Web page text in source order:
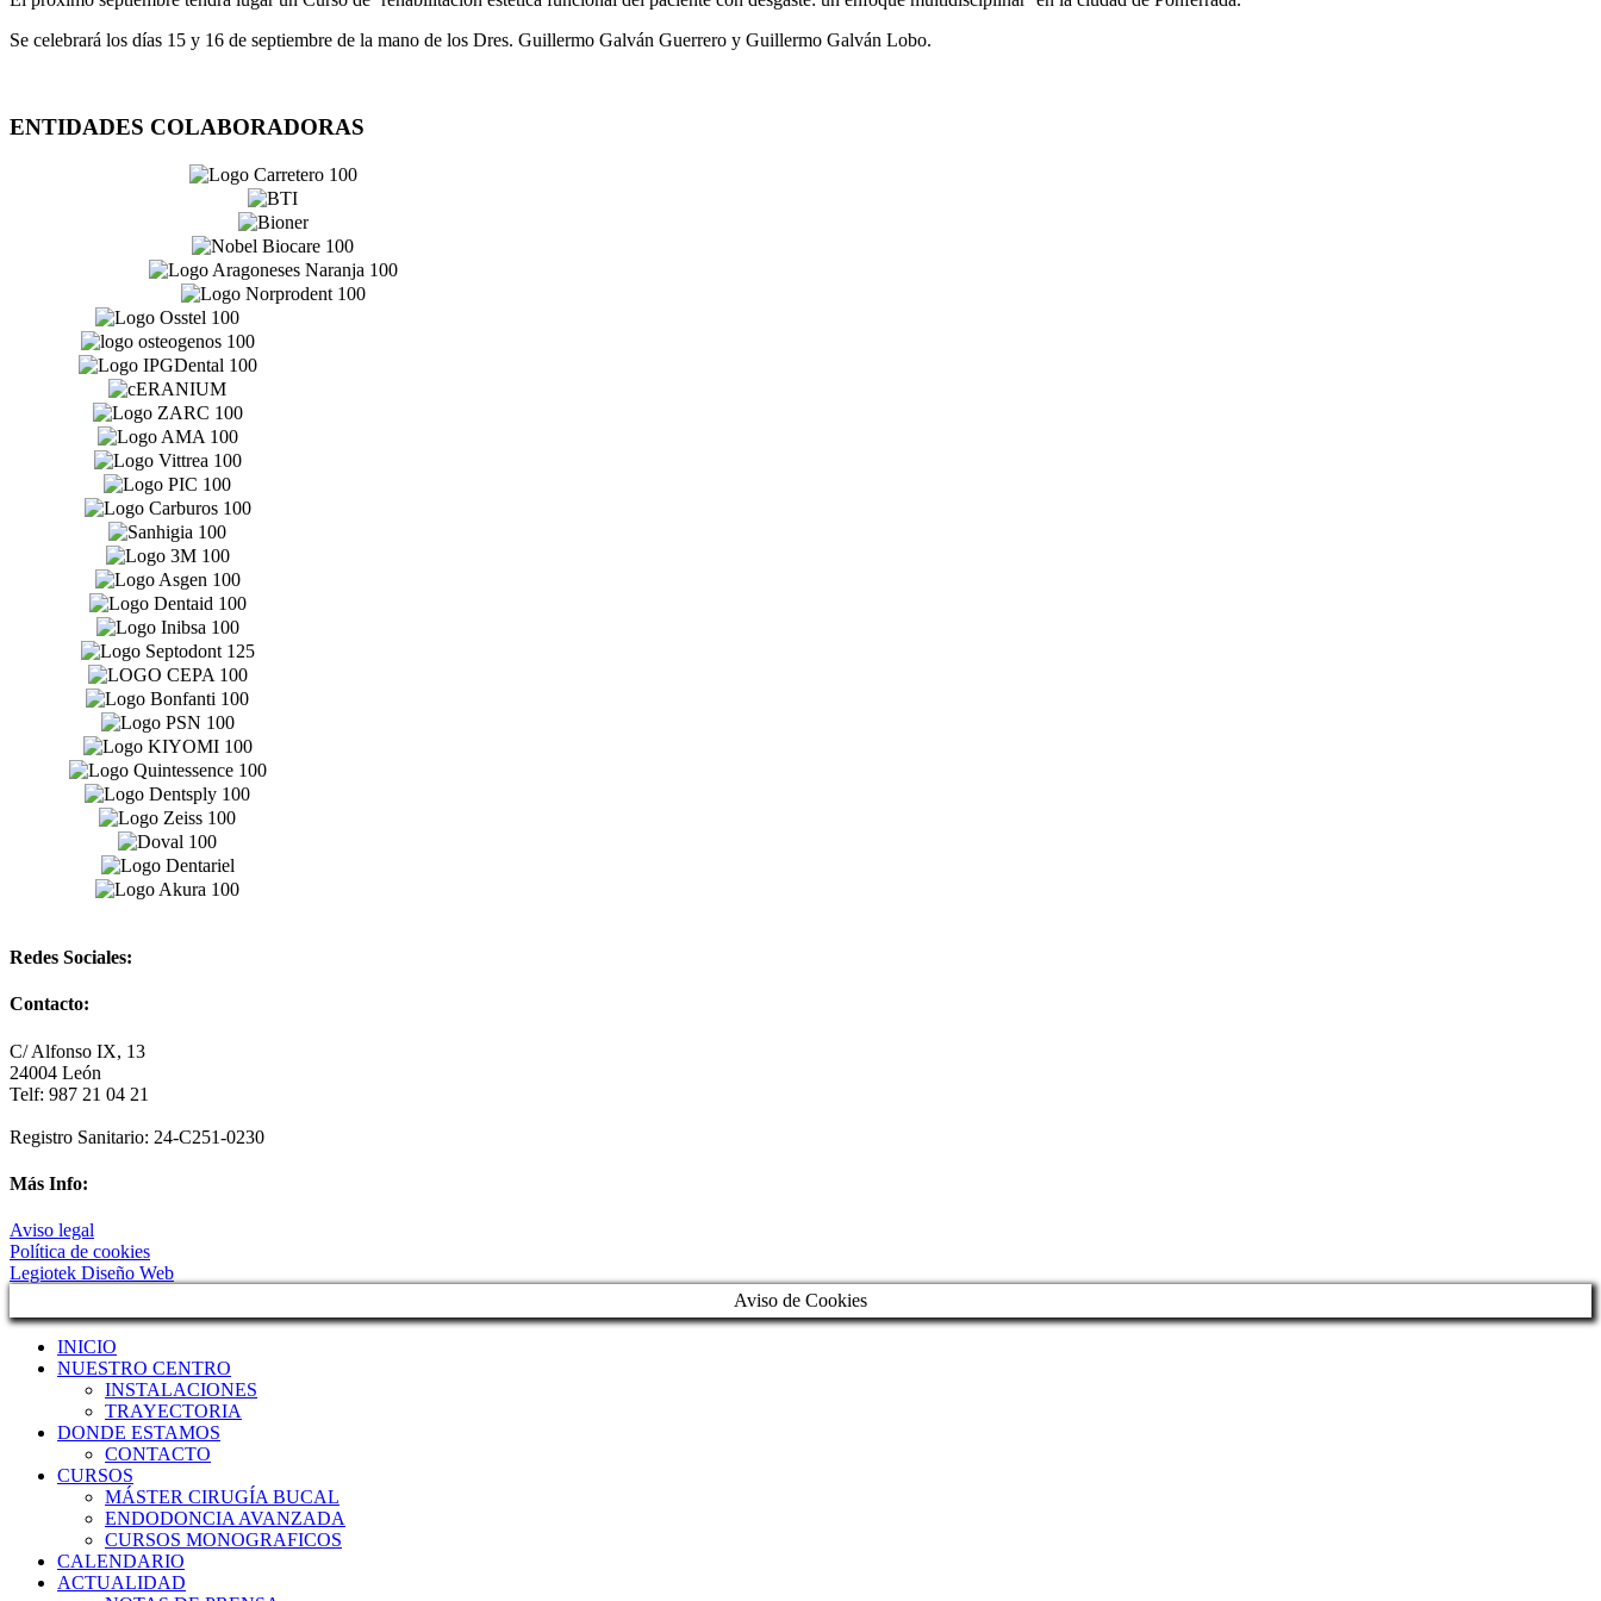
Se celebrará los días 15 y 16 de septiembre de la mano de los Dres. Guillermo Galván Guerrero y Guillermo Galván Lobo.
ENTIDADES COLABORADORAS
Redes Sociales:
Contacto:
C/ Alfonso IX, 13
24004 León
Telf: 987 21 04 21
Registro Sanitario: 24-C251-0230
Más Info:
Aviso legal
Política de cookies
Legiotek Diseño Web
Aviso de Cookies
INICIO
NUESTRO CENTRO
INSTALACIONES
TRAYECTORIA
DONDE ESTAMOS
CONTACTO
CURSOS
MÁSTER CIRUGÍA BUCAL
ENDODONCIA AVANZADA
CURSOS MONOGRAFICOS
CALENDARIO
ACTUALIDAD